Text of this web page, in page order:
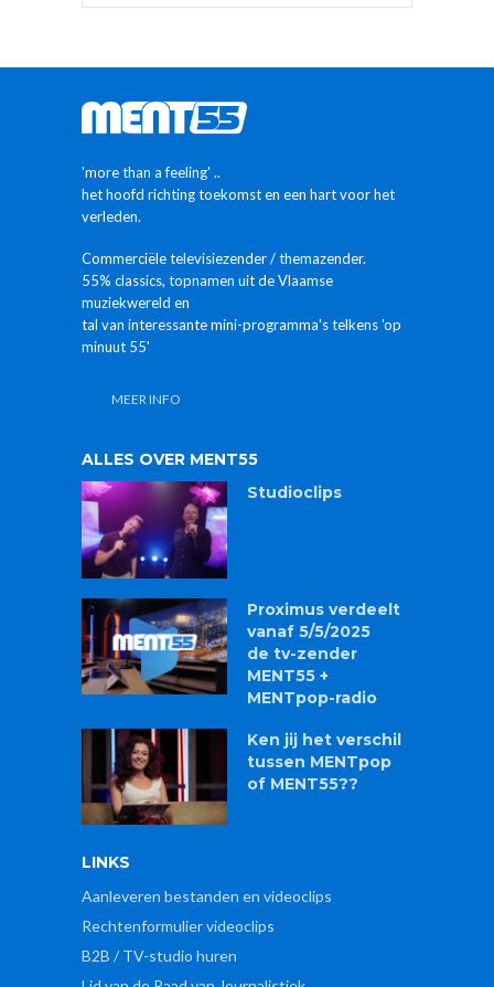
'more than a feeling' ..
het hoofd richting toekomst en een hart voor het
verleden.
Commerciële televisiezender / themazender.
55% classics, topnamen uit de Vlaamse
muziekwereld en
tal van interessante mini-programma's telkens 'op
minuut 55'
MEER INFO
ALLES OVER MENT55
Studioclips
Proximus verdeelt
vanaf 5/5/2025
de tv-zender
MENT55 +
MENTpop-radio
Ken jij het verschil
tussen MENTpop
of MENT55??
LINKS
Aanleveren bestanden en videoclips
Rechtenformulier videoclips
B2B / TV-studio huren